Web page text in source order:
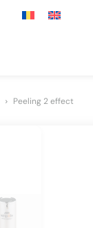
Peeling 2 effect